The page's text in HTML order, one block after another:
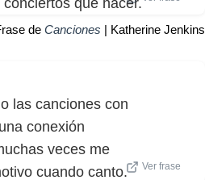
de Canciones | Katherine Jenkins
las canciones con
conexión
veces me
cuando canto.
Ver frase